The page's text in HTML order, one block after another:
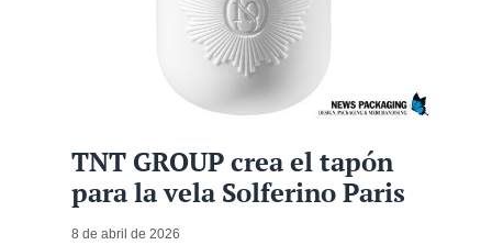
TNT GROUP crea el tapón
para la vela Solferino Paris
8 de abril de 2026